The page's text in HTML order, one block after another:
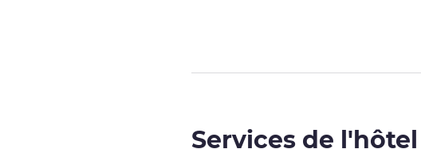
Services de l'hôtel